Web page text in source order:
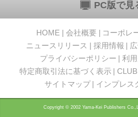
PC版で見
HOME 会社概要
コーポレ
ニュースリリース
採用情報
プライバシーポリシー
利
特定商取引法に基づく表示
サイトマップ
インプレス
Copyright © 2002 Yama-Kei Publishers